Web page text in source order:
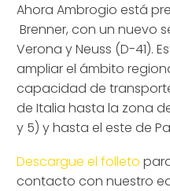
Ahora Ambrogio está
Brenner, con un nuevo
Verona y Neuss (D-41).
ampliar el ámbito
capacidad de
de Italia hasta la zona
y 5) y hasta el este de
Descargue el folleto
contacto con nuestro